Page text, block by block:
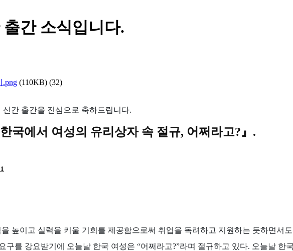
간 소식입니다.
.png (110KB) (32)
간 출간을 진심으로 축하드립니다.
국에서 여성의 유리상자 속 절규, 어쩌라고?』 .
높이고 실력을 키울 기회를 제공함으로써 취업을 독려하고 지원하는 듯하면서
구를 강요받기에 오늘날 한국 여성은“어쩌라고?”라며 절규하고 있다. 오늘날 한